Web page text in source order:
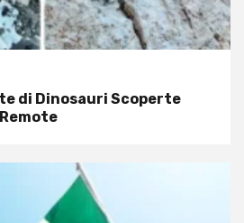
di Dinosauri Scoperte